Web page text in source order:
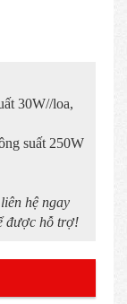
30W//loa,
suất 250W
hệ ngay
được hỗ trợ!